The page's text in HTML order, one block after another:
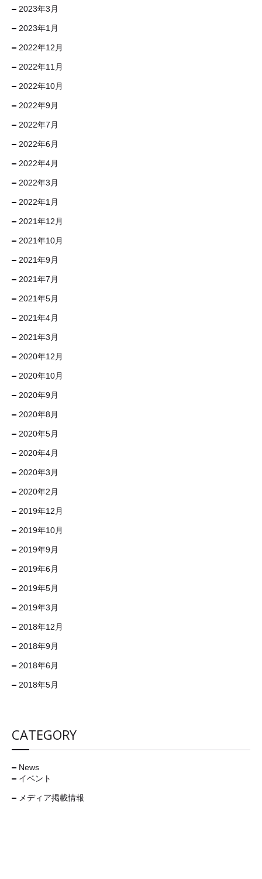
2023年3月
2023年1月
2022年12月
2022年11月
2022年10月
2022年9月
2022年7月
2022年6月
2022年4月
2022年3月
2022年1月
2021年12月
2021年10月
2021年9月
2021年7月
2021年5月
2021年4月
2021年3月
2020年12月
2020年10月
2020年9月
2020年8月
2020年5月
2020年4月
2020年3月
2020年2月
2019年12月
2019年10月
2019年9月
2019年6月
2019年5月
2019年3月
2018年12月
2018年9月
2018年6月
2018年5月
CATEGORY
News
イベント
メディア掲載情報